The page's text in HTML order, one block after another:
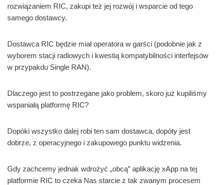
rozwiązaniem RIC, zakupi też jej rozwój i wsparcie od tego
samego dostawcy.
Dostawca RIC będzie miał operatora w garści (podobnie jak z
wyborem stacji radiowych i kwestią kompatybilności interfejsów
w przypakdu Single RAN).
Dlaczego jest to postrzegane jako problem, skoro już kupiliśmy
wspaniałą platformę RIC?
Dopóki wszystko dalej robi ten sam dostawca, dopóty jest
dobrze, z operacyjnego i zakupowego punktu widzenia.
Gdy zachcemy jednak wdrożyć „obcą” aplikację xApp na tej
platformie RIC to czeka Nas starcie z tak zwanym procesem